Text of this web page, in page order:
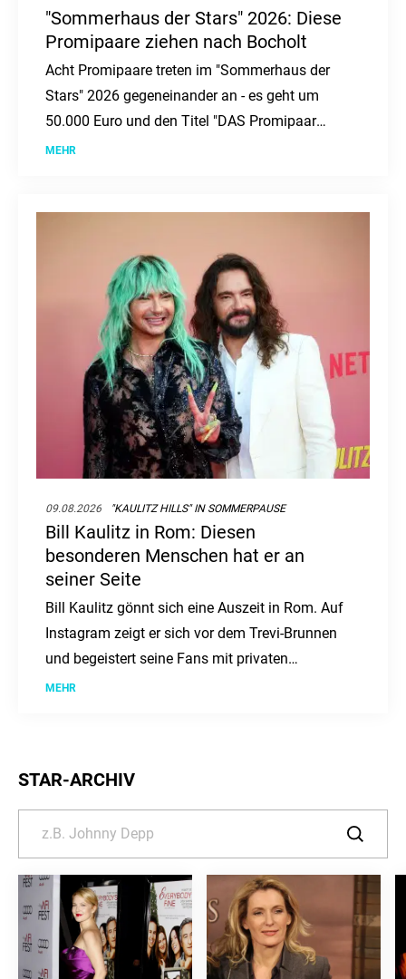
"Sommerhaus der Stars" 2026: Diese
Promipaare ziehen nach Bocholt
Acht Promipaare treten im "Sommerhaus der
Stars" 2026 gegeneinander an - es geht um
50.000 Euro und den Titel "DAS Promipaar
2026". Gedreht wird erneut im nordrhein-
MEHR
09.08.2026 "KAULITZ HILLS" IN SOMMERPAUSE
Bill Kaulitz in Rom: Diesen
besonderen Menschen hat er an
seiner Seite
Bill Kaulitz gönnt sich eine Auszeit in Rom. Auf
Instagram zeigt er sich vor dem Trevi-Brunnen
und begeistert seine Fans mit privaten
Einblicken.
MEHR
STAR-ARCHIV